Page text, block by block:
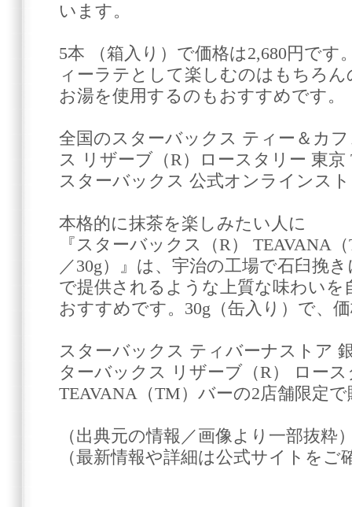
います。
5本 （箱入り）で価格は2,680円で
ィーラテとして楽しむのはもちろ
お湯を使用するのもおすすめです。
全国のスターバックス ティー＆カ
ス リザーブ（R）ロースタリー 東京
スターバックス 公式オンラインス
本格的に抹茶を楽しみたい人に
『スターバックス（R） TEAVANA
／30g）』は、宇治の工場で石臼挽
で提供されるような上質な味わい
おすすめです。30g（缶入り）で、
スターバックス ティバーナストア
ターバックス リザーブ（R） ロー
TEAVANA（TM）バーの2店舗限定
（出典元の情報／画像より一部抜粋
（最新情報や詳細は公式サイトをご